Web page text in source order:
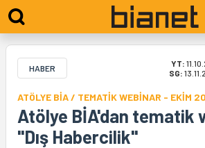
HABER YT:
SG:
ATÖLYE BİA / TEMATİK WEBİNAR - EKİM
Atölye BİA'dan tematik
"Dış Habercilik"